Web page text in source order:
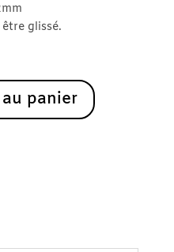
glissé.
panier